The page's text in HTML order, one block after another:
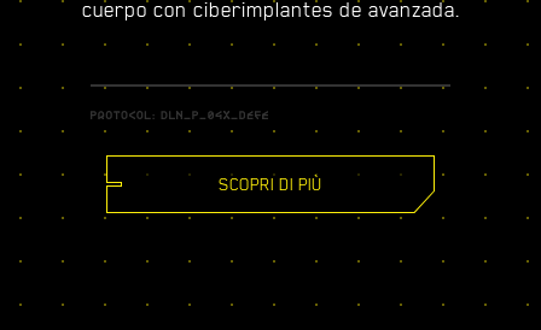
cuerpo con ciberimplantes de avanzada.
SCOPRI DI PIÙ